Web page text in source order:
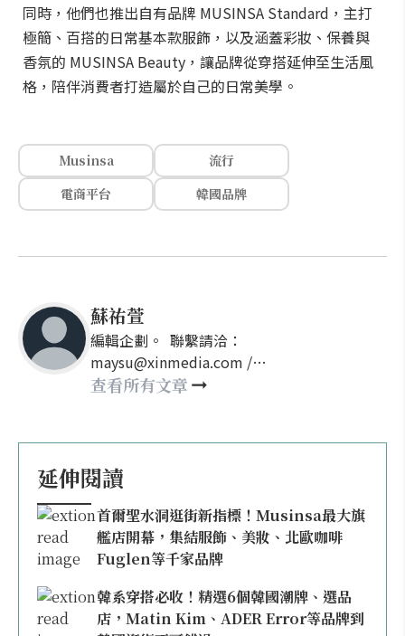
同時，他們也推出自有品牌 MUSINSA Standard，主打
極簡、百搭的日常基本款服飾，以及涵蓋彩妝、保養與
香氛的 MUSINSA Beauty，讓品牌從穿搭延伸至生活風
格，陪伴消費者打造屬於自己的日常美學。
Musinsa
流行
電商平台
韓國品牌
蘇祐萱
編輯企劃。 聯繫請洽：
maysu@xinmedia.com /
may860527@gmail.com
查看所有文章
延伸閱讀
首爾聖水洞逛街新指標！Musinsa最大旗
艦店開幕，集結服飾、美妝、北歐咖啡
Fuglen等千家品牌
韓系穿搭必收！精選6個韓國潮牌、選品
店，Matin Kim、ADER Error等品牌到